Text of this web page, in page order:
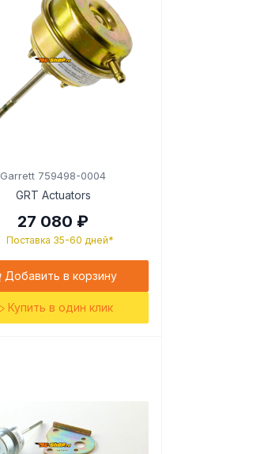
Garrett 759498-0004
GRT Actuators
27 080 ₽
Поставка 35-60 дней*
Добавить в корзину
Купить в один клик